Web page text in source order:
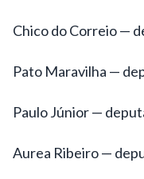
Chico do Correio —
Pato Maravilha —
Paulo Júnior —
Aurea Ribeiro —